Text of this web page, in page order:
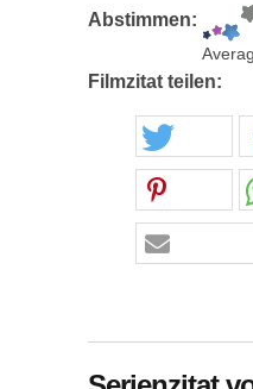
Abstimmen:
Filmzitat teilen: